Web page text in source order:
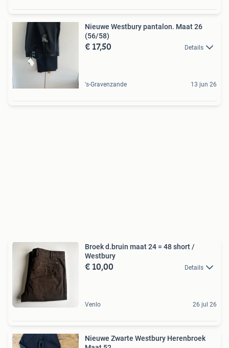
Nieuwe Westbury pantalon. Maat 26
(56/58)
€ 17,50 Details
's-Gravenzande 13 jun 26
Broek d.bruin maat 24 = 48 short /
Westbury
€ 10,00 Details
Venlo 26 jul 26
Nieuwe Zwarte Westbury Herenbroek